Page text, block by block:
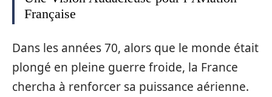
Française
Dans les années 70, alors que le monde était
plongé en pleine guerre froide, la France
chercha à renforcer sa puissance aérienne.